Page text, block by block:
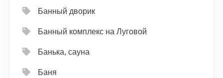
Банный дворик
Банный комплекс на Луговой
Банька, сауна
Баня